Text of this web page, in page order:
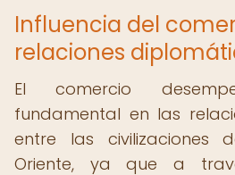
Influencia del
relaciones
El comercio
fundamental en las
entre las civilizaciones
Oriente, ya que a